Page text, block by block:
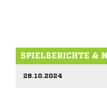
SPIELBERICHTE &
28.10.2024